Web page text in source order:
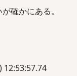
確かにある。
12:53:57.74